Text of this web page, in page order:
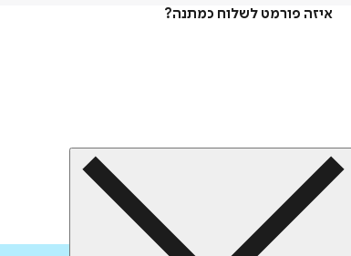
איזה פורמט לשלוח כמתנה?